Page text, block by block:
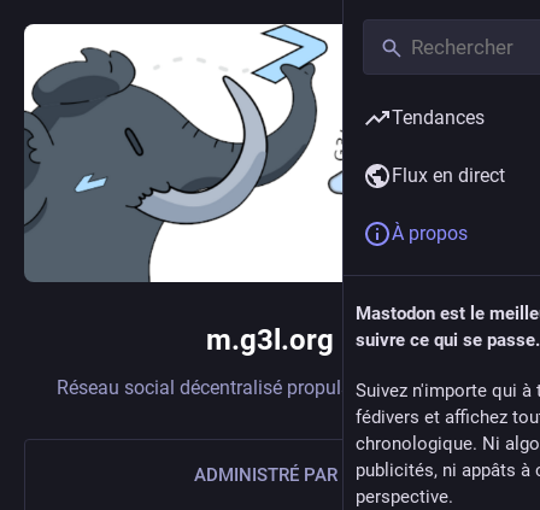
m.g3l.org
Réseau social décentralisé propulsé parMastodon
ADMINISTRÉ PAR :
Tendances
Flux en direct
À propos
Mastodon est le
suivre ce qui se passe.
Suivez n'importe qui à
fédivers et affichez
chronologique. Ni
publicités, ni appâts à
perspective.